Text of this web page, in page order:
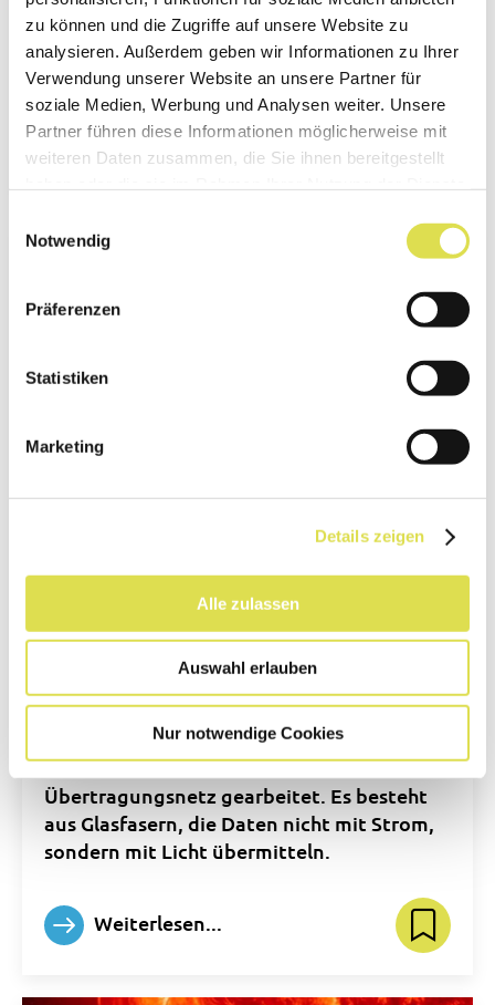
zu können und die Zugriffe auf unsere Website zu
analysieren. Außerdem geben wir Informationen zu Ihrer
Verwendung unserer Website an unsere Partner für
soziale Medien, Werbung und Analysen weiter. Unsere
Partner führen diese Informationen möglicherweise mit
weiteren Daten zusammen, die Sie ihnen bereitgestellt
Notwendig
Präferenzen
Statistiken
Marketing
Details zeigen
Alle zulassen
Auswahl erlauben
Nur notwendige Cookies
Glühlampenersatz, sondern sie können
auch in den verschiedensten Formen in
moderne Leuchten eingebaut werden.
Weiterlesen...
Mehr Daten dank Licht
Der Datenverkehr im Internet nimmt rasant
zu. Deshalb wird in vielen Gemeinden mit
Hochdruck an einem neuen
Übertragungsnetz gearbeitet. Es besteht
aus Glasfasern, die Daten nicht mit Strom,
sondern mit Licht übermitteln.
Weiterlesen...